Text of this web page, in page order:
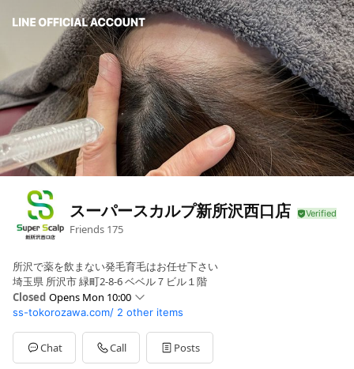
スーパースカルプ新所沢西口店
Friends 175
所沢で薬を飲まない発毛育毛はお任せ下さい
埼玉県 所沢市 緑町2-8-6 ベベル７ビル１階
Closed Opens Mon 10:00
Sun10:00 - 17:00
Mon10:00 - 17:00
Tue10:00 - 17:00
WedClosed
ss-tokorozawa.com/ 2 other items
Chat Call Posts